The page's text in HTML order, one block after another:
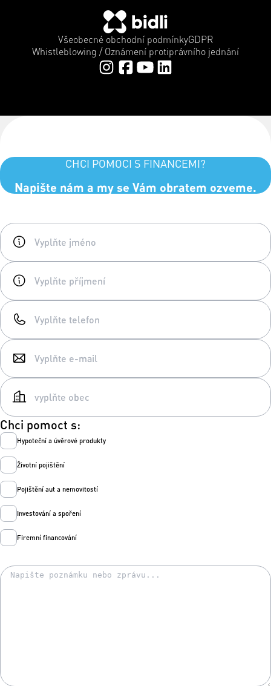
Všeobecné obchodní podmínkyGDPR
Whistleblowing / Oznámení protiprávního jednání
CHCI POMOCI S FINANCEMI?
Napište nám a my se Vám obratem ozveme.
Chci pomoct s:
Hypoteční a úvěrové produkty
Životní pojištění
Pojištění aut a nemovitostí
Investování a spoření
Firemní financování